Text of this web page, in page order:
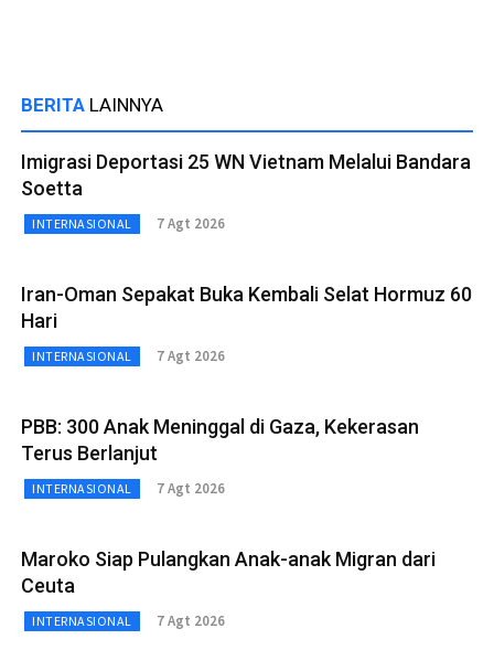
BERITA LAINNYA
Imigrasi Deportasi 25 WN Vietnam Melalui Bandara
Soetta
INTERNASIONAL 7 Agt 2026
Iran-Oman Sepakat Buka Kembali Selat Hormuz 60
Hari
INTERNASIONAL 7 Agt 2026
PBB: 300 Anak Meninggal di Gaza, Kekerasan
Terus Berlanjut
INTERNASIONAL 7 Agt 2026
Maroko Siap Pulangkan Anak-anak Migran dari
Ceuta
INTERNASIONAL 7 Agt 2026